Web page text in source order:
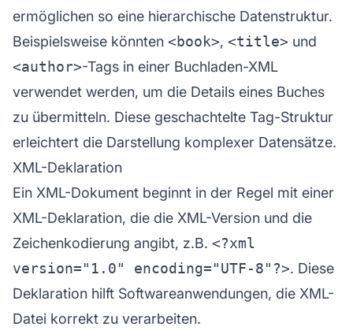
ermöglichen so eine hierarchische Datenstruktur.
Beispielsweise könnten <book>, <title> und
<author>-Tags in einer Buchladen-XML
verwendet werden, um die Details eines Buches
zu übermitteln. Diese geschachtelte Tag-Struktur
erleichtert die Darstellung komplexer Datensätze.
XML-Deklaration
Ein XML-Dokument beginnt in der Regel mit einer
XML-Deklaration, die die XML-Version und die
Zeichenkodierung angibt, z.B. <?xml
version="1.0" encoding="UTF-8"?>. Diese
Deklaration hilft Softwareanwendungen, die XML-
Datei korrekt zu verarbeiten.